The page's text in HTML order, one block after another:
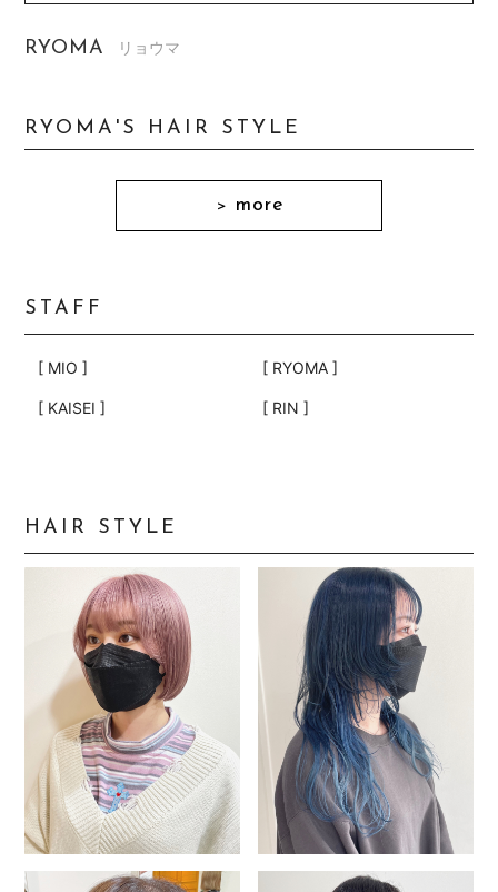
RYOMA リョウマ
RYOMA'S HAIR STYLE
＞ more
STAFF
[ MIO ] [ RYOMA ]
[ KAISEI ] [ RIN ]
HAIR STYLE